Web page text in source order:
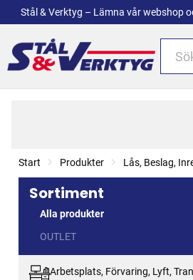
Stål & Verktyg – Lämna vår webshop
Start Produkter Lås, Beslag,
Sortiment
Alla produkter
OUTLET
Arbetsplats, Förvaring, Lyft,